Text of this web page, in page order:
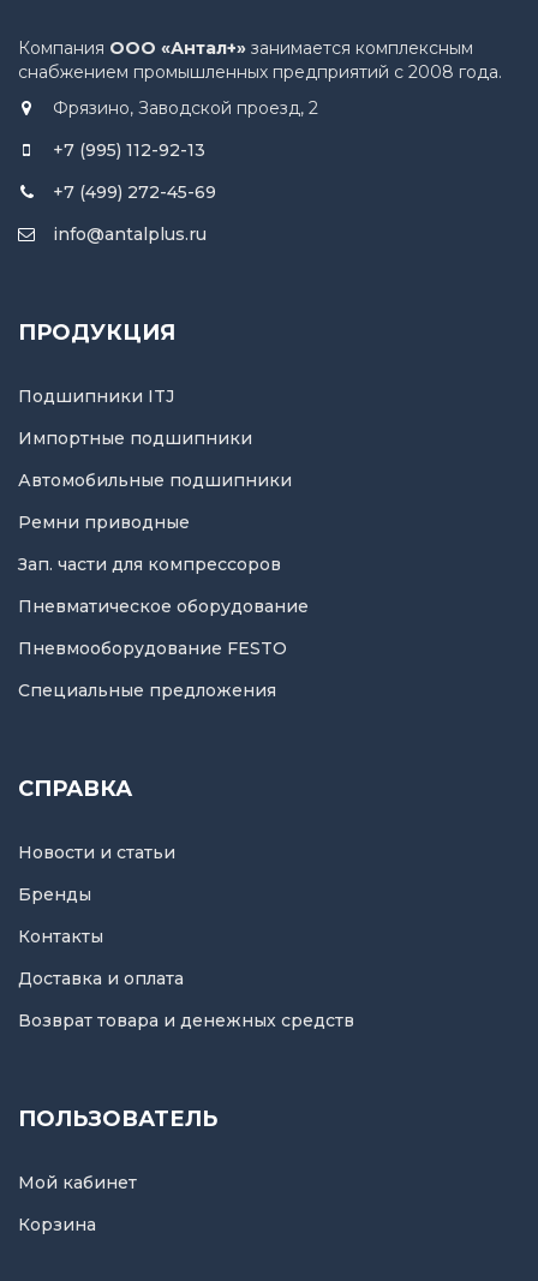
Компания ООО «Антал+» занимается комплексным
снабжением промышленных предприятий с 2008 года.
Фрязино, Заводской проезд, 2
+7 (995) 112-92-13
+7 (499) 272-45-69
info@antalplus.ru
ПРОДУКЦИЯ
Подшипники ITJ
Импортные подшипники
Автомобильные подшипники
Ремни приводные
Зап. части для компрессоров
Пневматическое оборудование
Пневмооборудование FESTO
Специальные предложения
СПРАВКА
Новости и статьи
Бренды
Контакты
Доставка и оплата
Возврат товара и денежных средств
ПОЛЬЗОВАТЕЛЬ
Мой кабинет
Корзина